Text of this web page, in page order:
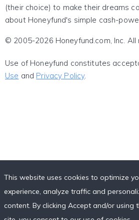
(their choice) to make their dreams
about Honeyfund's simple cash-
© 2005-2026 Honeyfund.com, Inc. All
Use of Honeyfund constitutes
Use and Privacy Policy.
This website uses cookies to optimize
experience, analyze traffic and
content. By clicking Accept and/or using